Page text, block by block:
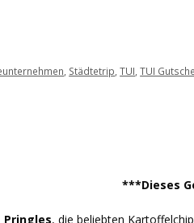
Städtetrip ,TUI ,TUI
***Dieses
Pringles, die beliebten